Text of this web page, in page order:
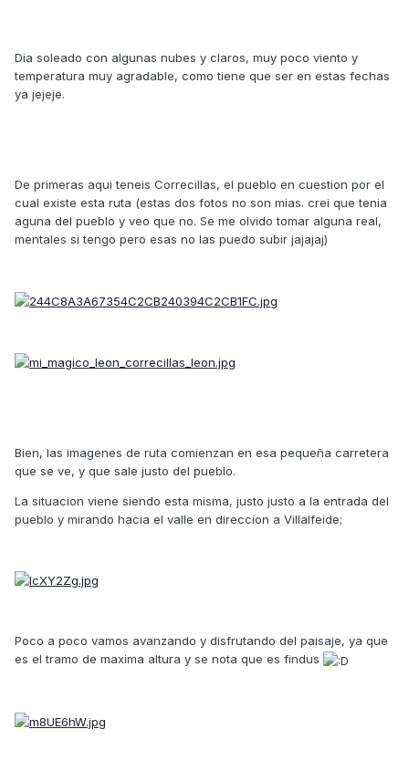
Dia soleado con algunas nubes y claros, muy poco viento y
temperatura muy agradable, como tiene que ser en estas fechas
ya jejeje.
De primeras aqui teneis Correcillas, el pueblo en cuestion por el
cual existe esta ruta (estas dos fotos no son mias. crei que tenia
aguna del pueblo y veo que no. Se me olvido tomar alguna real,
mentales si tengo pero esas no las puedo subir jajajaj)
Bien, las imagenes de ruta comienzan en esa pequeña carretera
que se ve, y que sale justo del pueblo.
La situacion viene siendo esta misma, justo justo a la entrada del
pueblo y mirando hacia el valle en direccion a Villalfeide;
Poco a poco vamos avanzando y disfrutando del paisaje, ya que
es el tramo de maxima altura y se nota que es findus